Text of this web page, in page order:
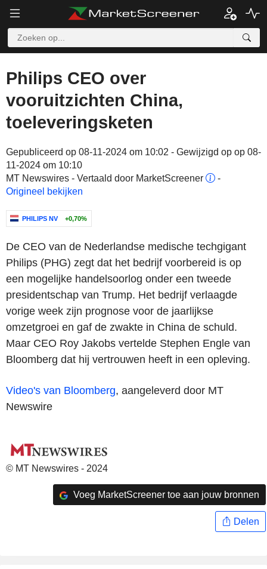
Philips CEO over
vooruitzichten China,
toeleveringsketen
Gepubliceerd op 08-11-2024 om 10:02 - Gewijzigd op op 08-
11-2024 om 10:10
MT Newswires - Vertaald door MarketScreener
-
Origineel bekijken
PHILIPS NV +0,70%
De CEO van de Nederlandse medische techgigant
Philips (PHG) zegt dat het bedrijf voorbereid is op
een mogelijke handelsoorlog onder een tweede
presidentschap van Trump. Het bedrijf verlaagde
vorige week zijn prognose voor de jaarlijkse
omzetgroei en gaf de zwakte in China de schuld.
Maar CEO Roy Jakobs vertelde Stephen Engle van
Bloomberg dat hij vertrouwen heeft in een opleving.
Video's van Bloomberg, aangeleverd door MT
Newswire
© MT Newswires - 2024
Voeg MarketScreener toe aan jouw bronnen
Delen